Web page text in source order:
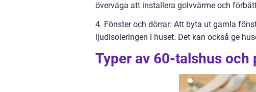
överväga att installera golvvärme och
4. Fönster och dörrar: Att byta ut gamla
ljudisoleringen i huset. Det kan också ge
Typer av 60-talshus